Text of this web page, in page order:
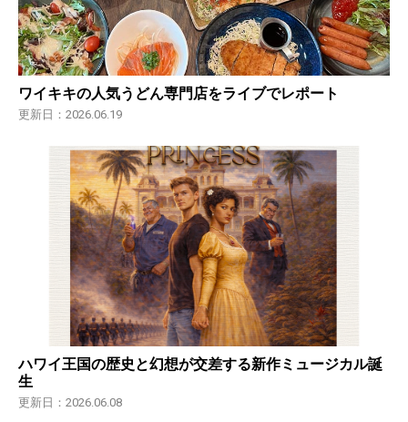
ワイキキの人気うどん専門店をライブでレポート
更新日：2026.06.19
ハワイ王国の歴史と幻想が交差する新作ミュージカル誕
生
更新日：2026.06.08